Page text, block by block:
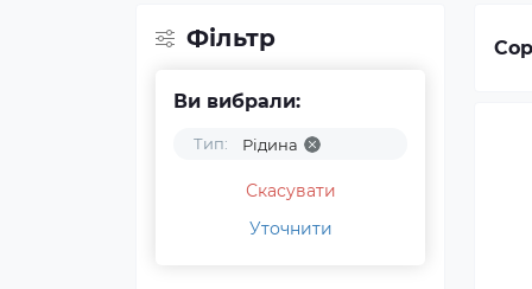
Фільтр
Ви вибрали:
Тип: Рідина
Скасувати
Уточнити